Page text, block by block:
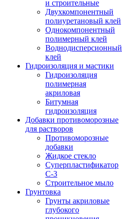
и строительные
Двухкомпонентный
полиуретановый клей
Однокомпонентный
полимерный клей
Воднодисперсионный
клей
Гидроизоляция и мастики
Гидроизоляция
полимерная
акриловая
Битумная
гидроизоляция
Добавки противоморозные
для растворов
Противоморозные
добавки
Жидкое стекло
Суперпластификатор
С-3
Строительное мыло
Грунтовка
Грунты акриловые
глубокого